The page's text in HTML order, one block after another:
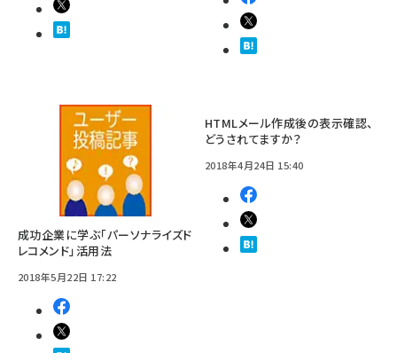
成功企業に学ぶ「パーソナライズド
レコメンド」活用法
2018年5月22日 17:22
HTMLメール作成後の表示確認、
どうされてますか？
2018年4月24日 15:40